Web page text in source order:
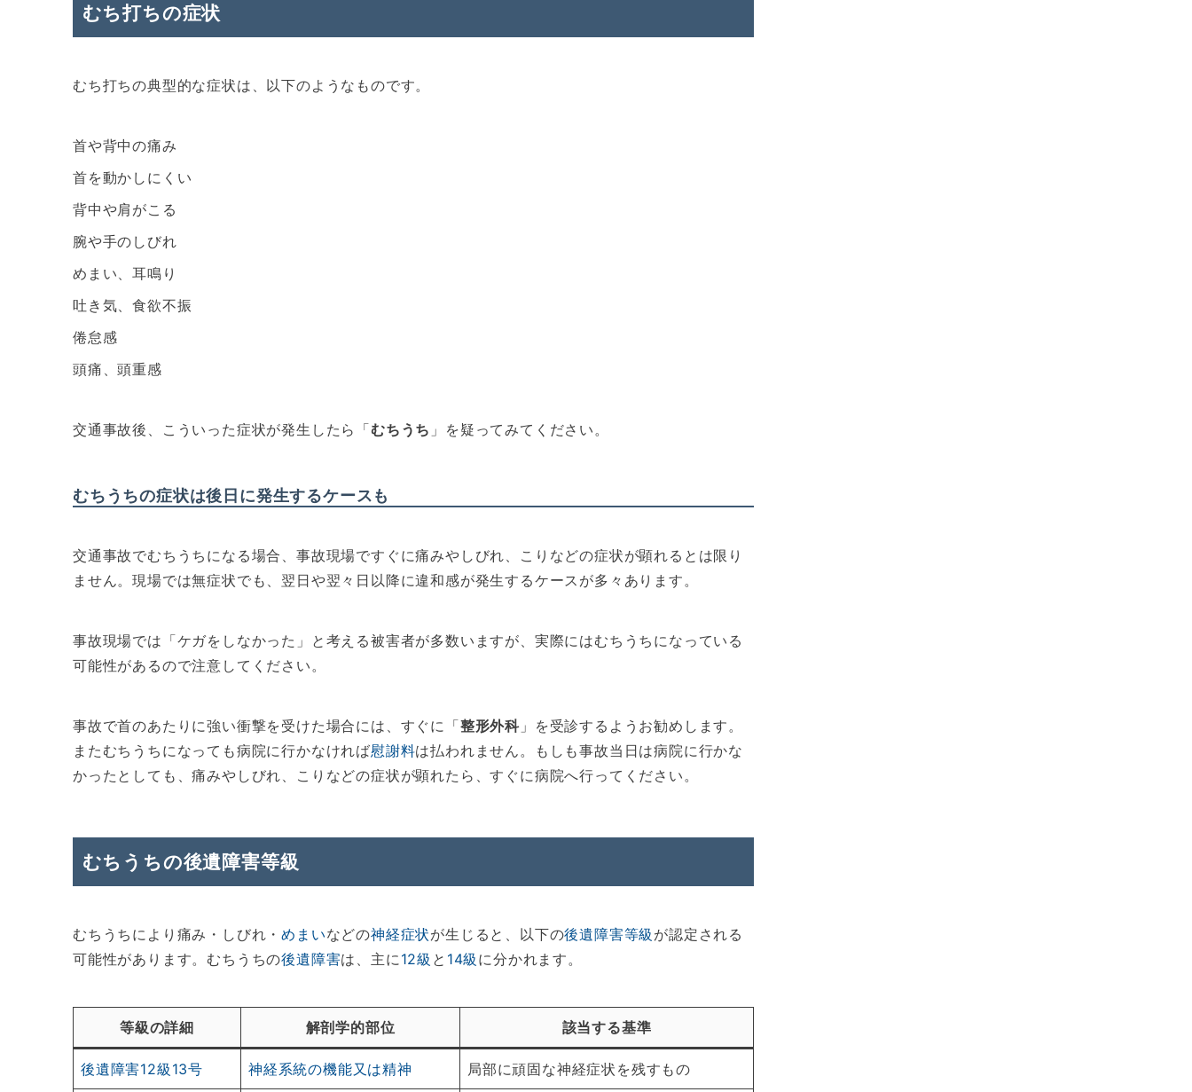
むち打ちの症状
むち打ちの典型的な症状は、以下のようなものです。
首や背中の痛み
首を動かしにくい
背中や肩がこる
腕や手のしびれ
めまい、耳鳴り
吐き気、食欲不振
倦怠感
頭痛、頭重感
交通事故後、こういった症状が発生したら「むちうち 」を疑ってみてください。
むちうちの症状は後日に発生するケースも
交通事故でむちうちになる場合、事故現場ですぐに痛みやしびれ、こりなどの症状が顕れるとは限り
ません。現場では無症状でも、翌日や翌々日以降に違和感が発生するケースが多々あります。
事故現場では「ケガをしなかった」と考える被害者が多数いますが、実際にはむちうちになっている
可能性があるので注意してください。
事故で首のあたりに強い衝撃を受けた場合には、すぐに「整形外科 」を受診するようお勧めします。
またむちうちになっても病院に行かなければ慰謝料は払われません。もしも事故当日は病院に行かな
かったとしても、痛みやしびれ、こりなどの症状が顕れたら、すぐに病院へ行ってください。
むちうちの後遺障害等級
むちうちにより痛み・しびれ・めまいなどの神経症状が生じると、以下の後遺障害等級 が認定される
可能性があります。むちうちの後遺障害は、主に12級 と 14級 に分かれます。
等級の詳細 解剖学的部位 該当する基準
後遺障害12級13号 神経系統の機能又は精神 局部に頑固な神経症状を残すもの